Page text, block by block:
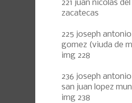
221 juan nicolas
zacatecas
225 joseph
gomez (viuda de
img 228
236 joseph
san juan lopez
img 238